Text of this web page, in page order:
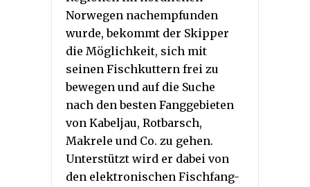
Norwegen nachempfunden
wurde, bekommt der Skipper
die Möglichkeit, sich mit
seinen Fischkuttern frei zu
bewegen und auf die Suche
nach den besten Fanggebieten
von Kabeljau, Rotbarsch,
Makrele und Co. zu gehen.
Unterstützt wird er dabei von
den elektronischen Fischfang-